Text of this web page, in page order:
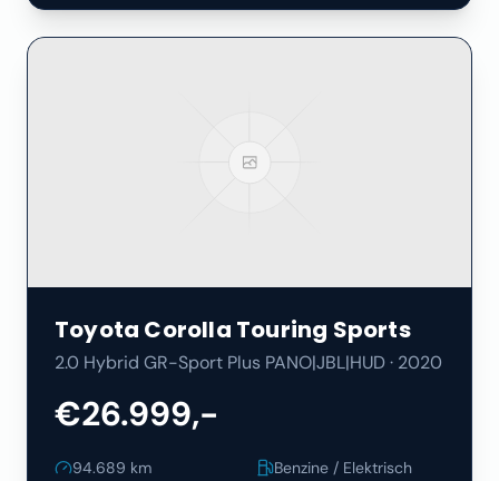
Toyota Corolla Touring Sports
2.0 Hybrid GR-Sport Plus PANO|JBL|HUD· 2020
€26.999,-
94.689 km
Benzine / Elektrisch